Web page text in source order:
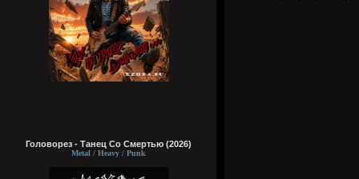
Головорез - Tанец Со Смертью (2026)
Metal / Heavy / Punk